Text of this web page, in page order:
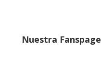
Nuestra Fanspage